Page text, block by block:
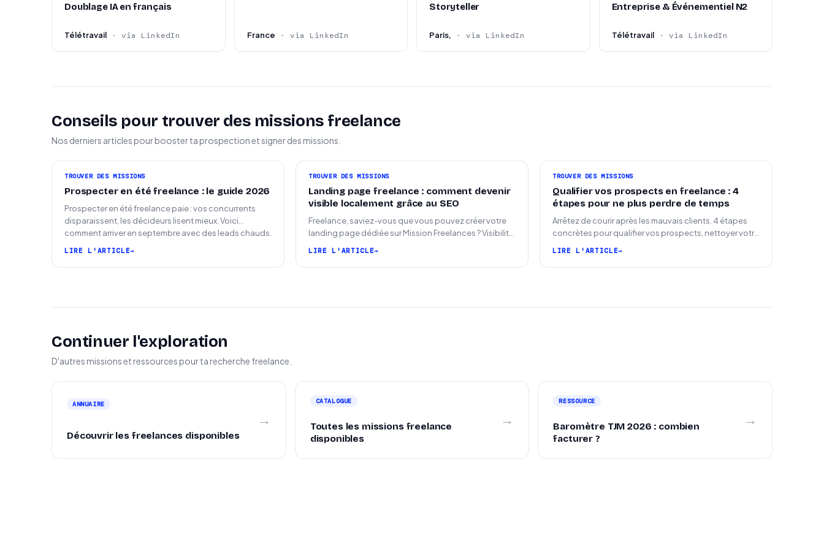
Doublage IA en français
Télétravail · via LinkedIn France · via LinkedIn
Storyteller
Paris, · via LinkedIn
Entreprise & Événementiel N2
Télétravail · via LinkedIn
Conseils pour trouver des missions freelance
Nos derniers articles pour booster ta prospection et signer des missions.
TROUVER DES MISSIONS
Prospecter en été freelance : le guide 2026
Prospecter en été freelance paie : vos concurrents
disparaissent, les décideurs lisent mieux. Voici
comment arriver en septembre avec des leads chauds.
LIRE L'ARTICLE
TROUVER DES MISSIONS
Landing page freelance : comment devenir
visible localement grâce au SEO
Freelance, saviez-vous que vous pouvez créer votre
landing page dédiée sur Mission Freelances ? Visibilité
LIRE L'ARTICLE
TROUVER DES MISSIONS
Qualifier vos prospects en freelance : 4
étapes pour ne plus perdre de temps
Arrêtez de courir après les mauvais clients. 4 étapes
concrètes pour qualifier vos prospects, nettoyer votre
LIRE L'ARTICLE
Continuer l'exploration
D'autres missions et ressources pour ta recherche freelance.
ANNUAIRE
Découvrir les freelances disponibles
→
CATALOGUE
Toutes les missions freelance
disponibles
→
RESSOURCE
Baromètre TJM 2026 : combien
facturer ?
→